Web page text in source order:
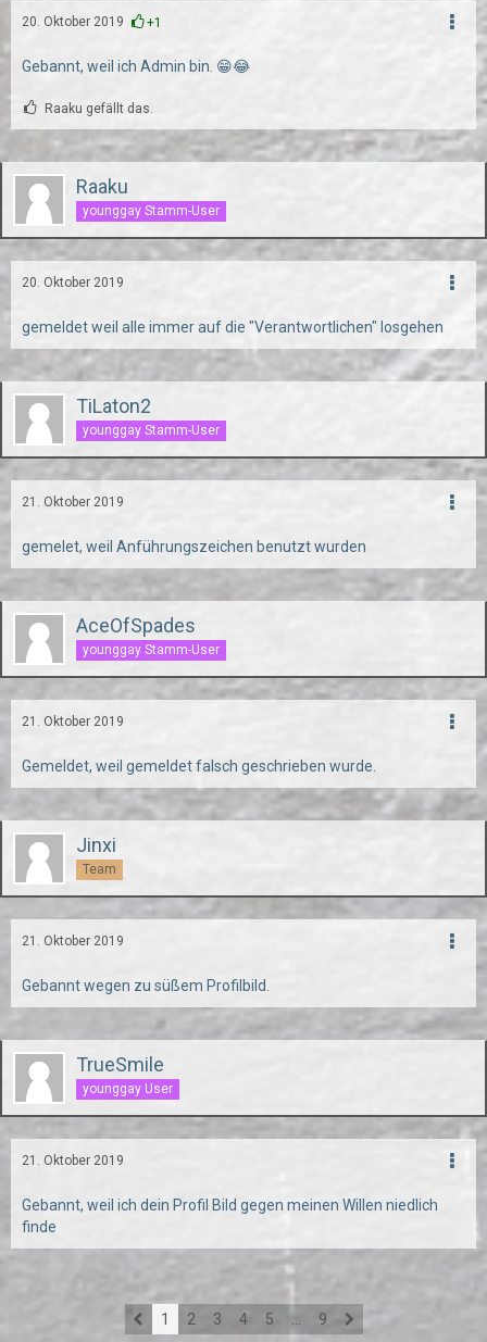
20. Oktober 2019 +1
Gebannt, weil ich Admin bin. 😁😂
Raaku gefällt das.
Raaku
younggay Stamm-User
20. Oktober 2019
gemeldet weil alle immer auf die "Verantwortlichen" losgehen
TiLaton2
younggay Stamm-User
21. Oktober 2019
gemelet, weil Anführungszeichen benutzt wurden
AceOfSpades
younggay Stamm-User
21. Oktober 2019
Gemeldet, weil gemeldet falsch geschrieben wurde.
Jinxi
Team
21. Oktober 2019
Gebannt wegen zu süßem Profilbild.
TrueSmile
younggay User
21. Oktober 2019
Gebannt, weil ich dein Profil Bild gegen meinen Willen niedlich
finde
1 2 3 4 5 9